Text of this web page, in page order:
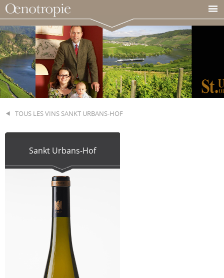
TOUS LES VINS SANKT URBANS-HOF
Sankt Urbans-Hof